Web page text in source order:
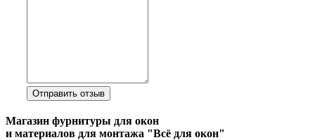
Отправить отзыв
Магазин фурнитуры для окон
и материалов для монтажа "Всё для окон"